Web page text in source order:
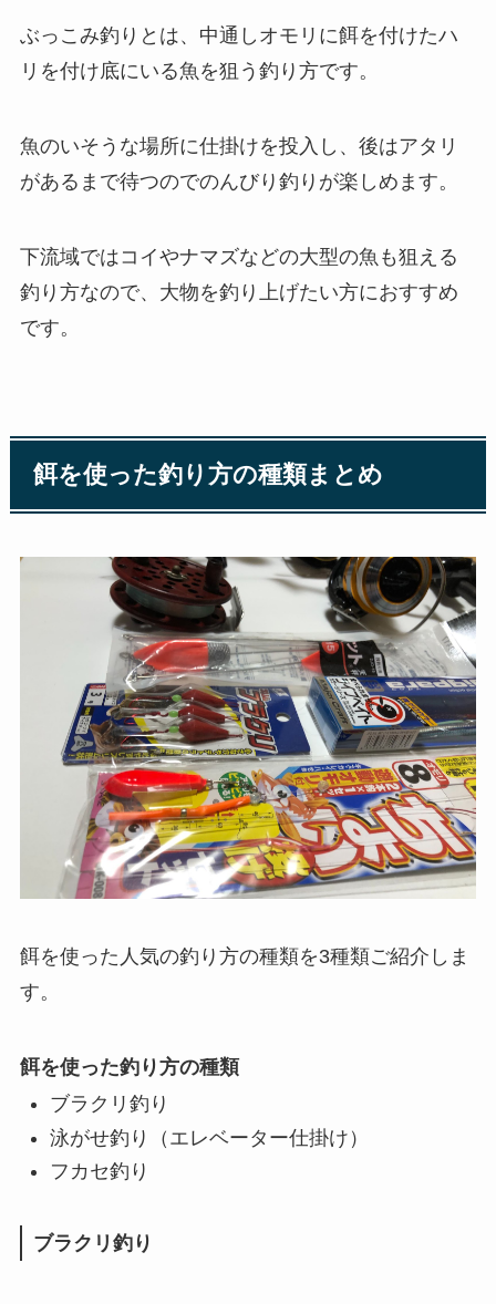
ぶっこみ釣りとは、中通しオモリに餌を付けたハ
リを付け底にいる魚を狙う釣り方です。
魚のいそうな場所に仕掛けを投入し、後はアタリ
があるまで待つのでのんびり釣りが楽しめます。
下流域ではコイやナマズなどの大型の魚も狙える
釣り方なので、大物を釣り上げたい方におすすめ
です。
餌を使った釣り方の種類まとめ
餌を使った人気の釣り方の種類を3種類ご紹介しま
す。
餌を使った釣り方の種類
ブラクリ釣り
泳がせ釣り（エレベーター仕掛け）
フカセ釣り
ブラクリ釣り